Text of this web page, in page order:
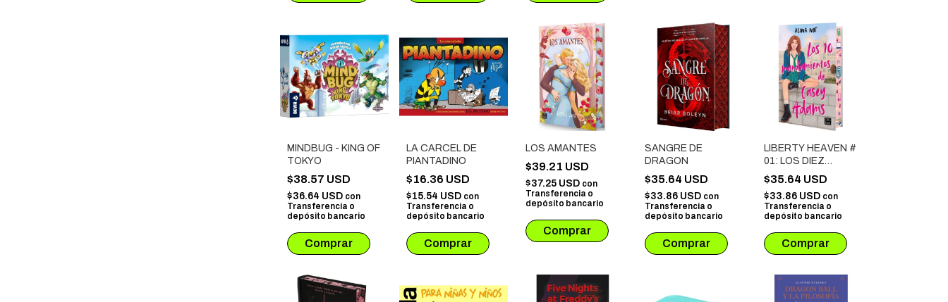
MINDBUG - KING OF
TOKYO
$38.57 USD
$36.64 USD con
Transferencia o
depósito bancario
LA CARCEL DE
PIANTADINO
$16.36 USD
$15.54 USD con
Transferencia o
depósito bancario
LOS AMANTES
$39.21 USD
$37.25 USD con
Transferencia o
depósito bancario
SANGRE DE
DRAGON
$35.64 USD
$33.86 USD con
Transferencia o
depósito bancario
LIBERTY HEAVEN #
01: LOS DIEZ
MANDAMIENTOS
DE CASEY ADAMS
$35.64 USD
$33.86 USD con
Transferencia o
depósito bancario